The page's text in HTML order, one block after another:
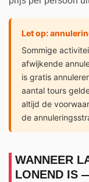
Let op:
Sommige
afwijkende
is gratis
aantal tours
altijd de
de
WANNEER
LONEND IS